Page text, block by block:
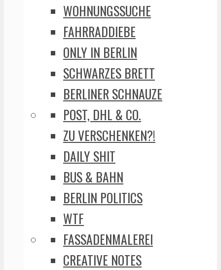
WOHNUNGSSUCHE
FAHRRADDIEBE
ONLY IN BERLIN
SCHWARZES BRETT
BERLINER SCHNAUZE
POST, DHL & CO.
ZU VERSCHENKEN?!
DAILY SHIT
BUS & BAHN
BERLIN POLITICS
WTF
FASSADENMALEREI
CREATIVE NOTES